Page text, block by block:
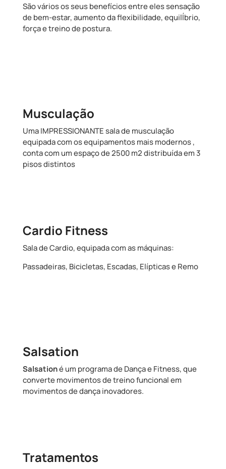
São vários os seus benefícios entre eles sensação
de bem-estar, aumento da flexibilidade, equilÍbrio,
força e treino de postura.
Musculação
Uma IMPRESSIONANTE sala de musculação
equipada com os equipamentos mais modernos ,
conta com um espaço de 2500 m2 distribuída em 3
pisos distintos
Cardio Fitness
Sala de Cardio, equipada com as máquinas:
Passadeiras, Bicicletas, Escadas, Elípticas e Remo
Salsation
Salsationé um programa de Dança e Fitness, que
converte movimentos de treino funcional em
movimentos de dança inovadores.
Tratamentos